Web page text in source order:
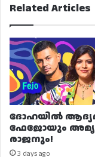
Related Articles
ദോഹയിൽ
ഫേജോയും
രാജനും!
3 days ago